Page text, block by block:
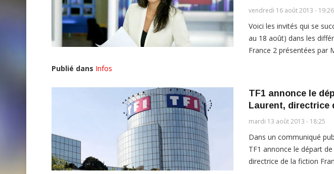
vendredi 16 août 2013 - 19:26
Voici les invités qui se
au 18 août) dans les
France 2 présentées par
Publié dans Infos
TF1 annonce le
Laurent, directrice
mardi 13 août 2013 - 18:25
Dans un communiqué
TF1 annonce le départ
directrice de la fiction